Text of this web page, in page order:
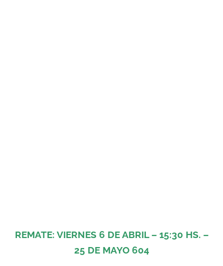
REMATE: VIERNES 6 DE ABRIL – 15:30 HS. –
25 DE MAYO 604